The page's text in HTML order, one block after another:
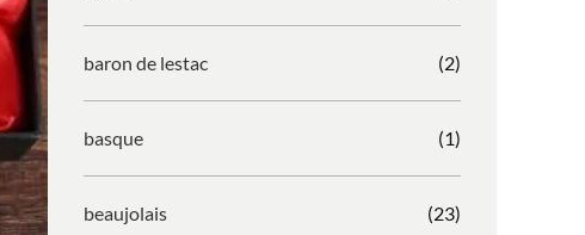
baron de lestac (2)
basque (1)
beaujolais (23)